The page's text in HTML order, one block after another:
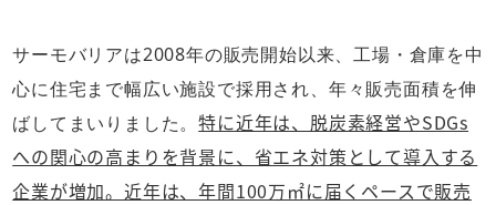
サーモバリアは2008年の販売開始以来、工場・倉庫を中
心に住宅まで幅広い施設で採用され、年々販売面積を伸
ばしてまいりました。特に近年は、脱炭素経営やSDGs
への関心の高まりを背景に、省エネ対策として導入する
企業が増加。近年は、年間100万㎡に届くペースで販売